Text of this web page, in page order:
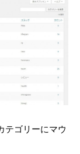
テゴリーにマウ